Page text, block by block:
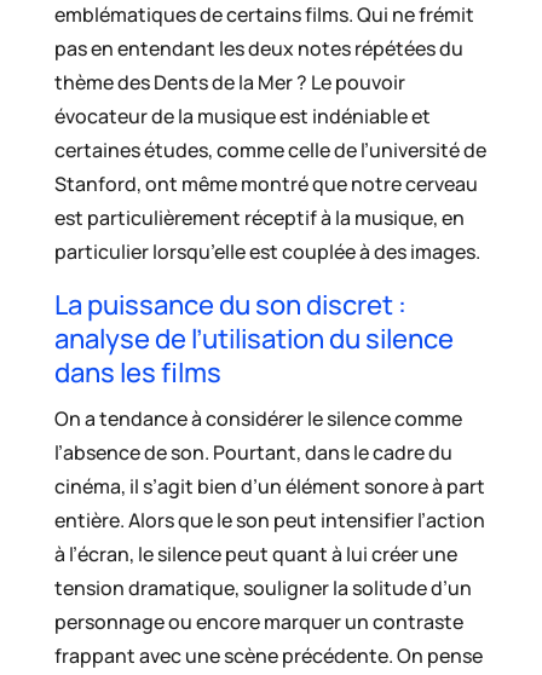
emblématiques de certains films. Qui ne frémit
pas en entendant les deux notes répétées du
thème des Dents de la Mer ? Le pouvoir
évocateur de la musique est indéniable et
certaines études, comme celle de l’université de
Stanford, ont même montré que notre cerveau
est particulièrement réceptif à la musique, en
particulier lorsqu’elle est couplée à des images.
La puissance du son discret :
analyse de l’utilisation du silence
dans les films
On a tendance à considérer le silence comme
l’absence de son. Pourtant, dans le cadre du
cinéma, il s’agit bien d’un élément sonore à part
entière. Alors que le son peut intensifier l’action
à l’écran, le silence peut quant à lui créer une
tension dramatique, souligner la solitude d’un
personnage ou encore marquer un contraste
frappant avec une scène précédente. On pense